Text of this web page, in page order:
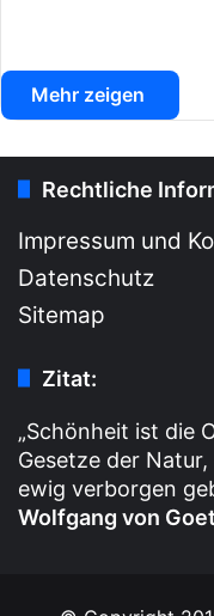
Mehr zeigen
Rechtliche
Impressum und
Datenschutz
Sitemap
Zitat:
„Schönheit ist die
Gesetze der
ewig verborgen
Wolfgang von